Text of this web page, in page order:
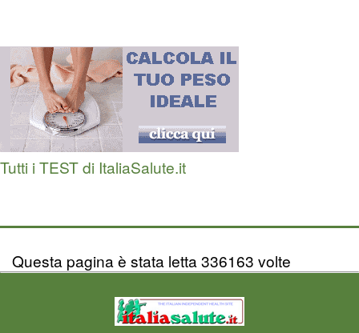
Tutti i TEST di ItaliaSalute.it
Questa pagina è stata letta 336163 volte